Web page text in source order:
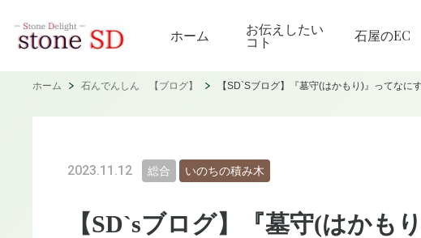
ホーム お伝えしたい
コト 石屋のEC
ホーム 石んでんしん 【ブログ】 【SD`Sブログ】『墓守(はかもり)』ってなに
2023.11.12 総合 いのちの積み木
【SD`sブログ】『墓守(はかも